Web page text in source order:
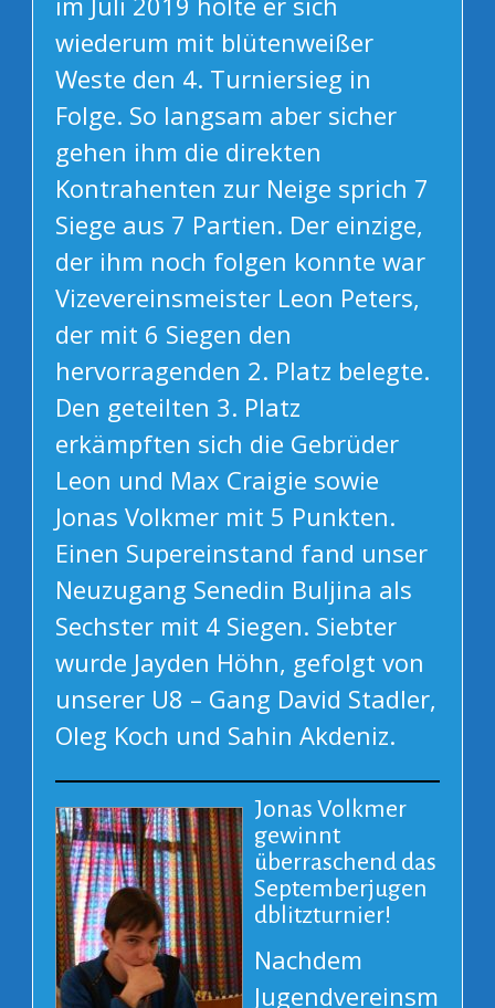
wiederum mit blütenweißer
Weste den 4. Turniersieg in
Folge. So langsam aber sicher
gehen ihm die direkten
Kontrahenten zur Neige sprich 7
Siege aus 7 Partien. Der einzige,
der ihm noch folgen konnte war
Vizevereinsmeister Leon Peters,
der mit 6 Siegen den
hervorragenden 2. Platz belegte.
Den geteilten 3. Platz
erkämpften sich die Gebrüder
Leon und Max Craigie sowie
Jonas Volkmer mit 5 Punkten.
Einen Supereinstand fand unser
Neuzugang Senedin Buljina als
Sechster mit 4 Siegen. Siebter
wurde Jayden Höhn, gefolgt von
unserer U8 – Gang David Stadler,
Oleg Koch und Sahin Akdeniz.
Jonas Volkmer
gewinnt
überraschend das
Septemberjugen
dblitzturnier!
Nachdem
Jugendvereinsm